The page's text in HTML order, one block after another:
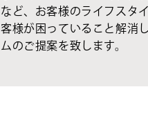
など、お客様のライフスタ
客様が困っていること解消
ムのご提案を致します。